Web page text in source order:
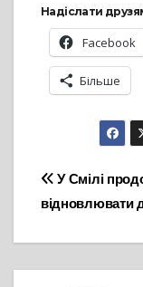
Надіслати
Facebook
Більше
У Смілі
відновлювати